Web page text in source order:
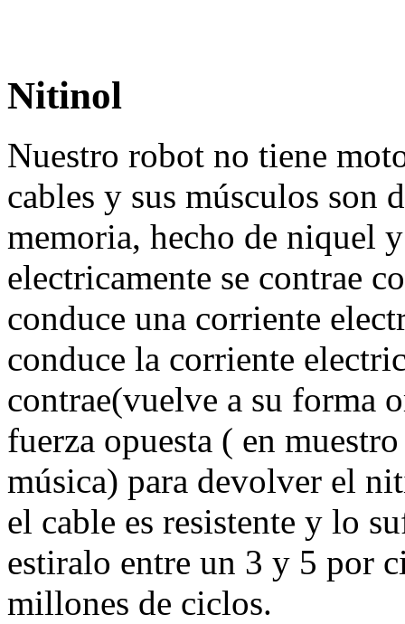
Nitinol
Nuestro robot no tiene
cables y sus músculos
memoria, hecho de niquel
electricamente se contrae
conduce una corriente
conduce la corriente
contrae(vuelve a su forma
fuerza opuesta ( en
música) para devolver el
el cable es resistente y lo
estiralo entre un 3 y 5 por
millones de ciclos.